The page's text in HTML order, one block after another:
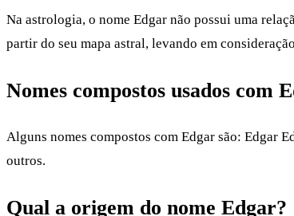
Na astrologia, o nome Edgar não possui uma
partir do seu mapa astral, levando em
Nomes compostos usados com
Alguns nomes compostos com Edgar são: Edgar
outros.
Qual a origem do nome Edgar?